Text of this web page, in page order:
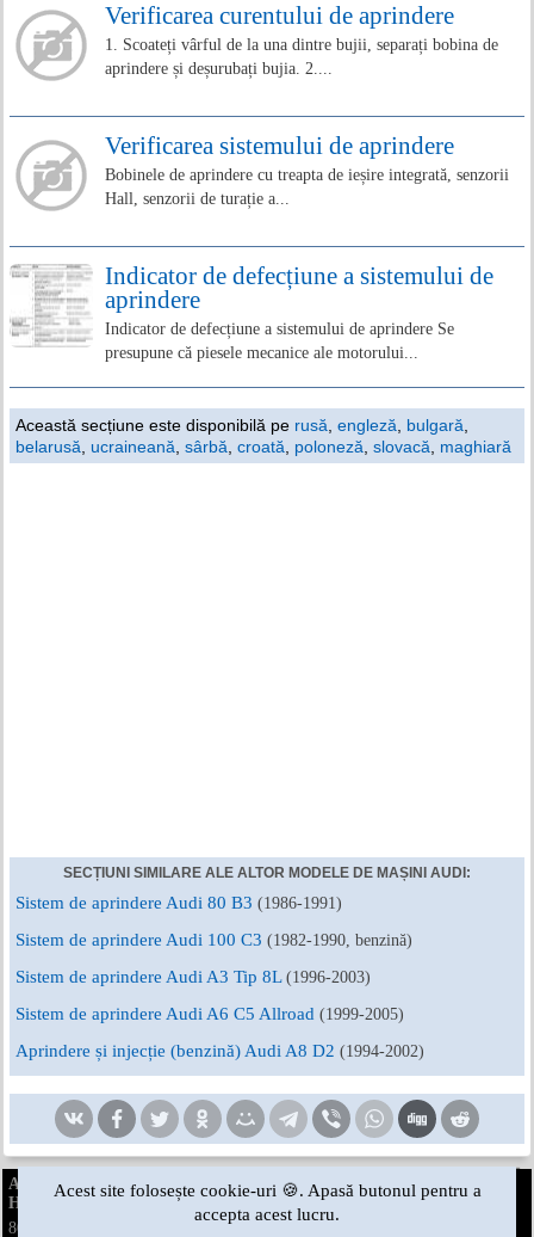
Verificarea curentului de aprindere
1. Scoateți vârful de la una dintre bujii, separați bobina de
aprindere și deșurubați bujia. 2....
Verificarea sistemului de aprindere
Bobinele de aprindere cu treapta de ieșire integrată, senzorii
Hall, senzorii de turație a...
Indicator de defecțiune a sistemului de
aprindere
Indicator de defecțiune a sistemului de aprindere Se
presupune că piesele mecanice ale motorului...
Această secțiune este disponibilă pe rusă engleză bulgară
belarusă
ucraineană sârbă croată poloneză slovacă maghiară
SECȚIUNI SIMILARE ALE ALTOR MODELE DE MAȘINI AUDI:
Sistem de aprindere Audi 80 B3 (1986-1991)
Sistem de aprindere Audi 100 C3 (1982-1990, benzină)
Sistem de aprindere Audi A3 Tip 8L (1996-2003)
Sistem de aprindere Audi A6 C5 Allroad (1999-2005)
Aprindere și injecție (benzină) Audi A8 D2 (1994-2002)
AudiManual.ru © 2017-2026 ·Versiunea completa·Feedback-ul·
Harta site-ului
Cautare site
Știri și articole
80 B2
·
Acest site folosește cookie-uri 🍪. Apasă butonul pentru a
accepta acest lucru.